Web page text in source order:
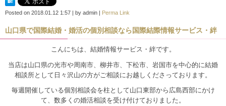
Posted on 2018.01.12 1:57 by admin Perma Link
山口県で国際結婚・婚活の個別相談なら国際結際情報サービス・絆
こんにちは、結婚情報サービス・絆です。
当店は山口県の光市や周南市、柳井市、下松市、岩国市を中心的に結婚
相談所として日々沢山の方がご相談にお越しくださっております。
毎週開催している個別相談会を柱として山口東部から広島西部にかけ
て、数多くの婚活相談を受け付けておりました。